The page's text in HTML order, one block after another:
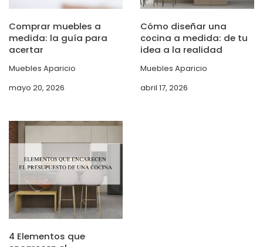
Comprar muebles a
medida: la guía para
acertar
Muebles Aparicio
mayo 20, 2026
Cómo diseñar una
cocina a medida: de tu
idea a la realidad
Muebles Aparicio
abril 17, 2026
4 Elementos que